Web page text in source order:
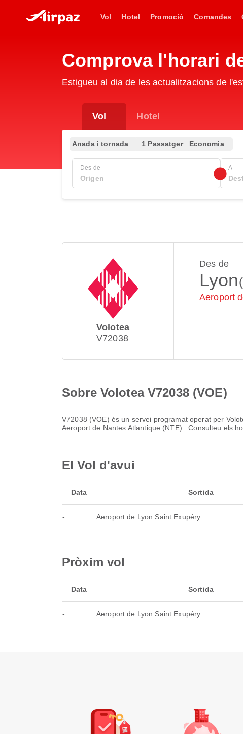
Vol Hotel Promoció Comandes
Comprova l'horari
Estigueu al dia de les actualitzacions de
Vol Hotel
Anada i tornada 1 Passatger Economia
Des de A
Volotea
V72038
Des de
Lyon
Aeroport
Sobre Volotea V72038 (VOE)
V72038 (VOE) és un servei programat operat per
Aeroport de Nantes Atlantique (NTE)
. Consulteu els
El Vol d'avui
Data Sortida
- Aeroport de Lyon Saint Exupéry
Pròxim vol
Data Sortida
- Aeroport de Lyon Saint Exupéry